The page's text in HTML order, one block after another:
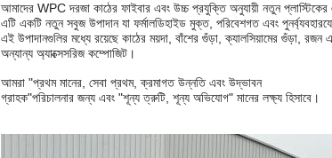
আমাদের WPC দরজা কাঠের ফাইবার এবং উচ্চ প্রযুক্তি অনুযায়ী নতুন
এটি একটি নতুন সবুজ উপাদান যা ফর্মালডিহাইড মুক্ত, পরিবেশগত এবং
এই উপাদানগুলির মধ্যে রয়েছে কাঠের ময়দা, বাঁশের গুঁড়া, ক্যালসিয়ামের গুঁড়া, রজন
অন্যান্য অ্যাক্সেসরিজ কম্পোজিট।
আমরা "প্রথম মানের, সেবা প্রথম, ক্রমাগত উন্নতি এবং উদ্ভাবন
গ্রাহক"পরিচালনার জন্য এবং "শূন্য ত্রুটি, শূন্য অভিযোগ" মানের লক্ষ্য হিসাবে।